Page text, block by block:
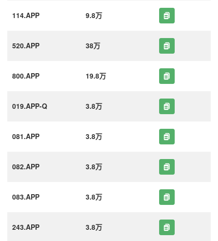
114.APP 9.8万
520.APP 38万
800.APP 19.8万
019.APP-Q 3.8万
081.APP 3.8万
082.APP 3.8万
083.APP 3.8万
243.APP 3.8万